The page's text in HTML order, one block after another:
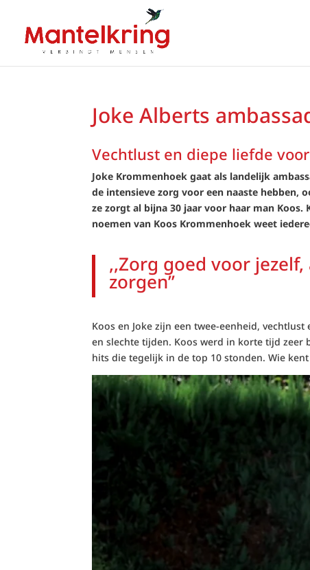
Joke Alberts
Vechtlust en diepe liefde
Joke Krommenhoek gaat als landelijk
de intensieve zorg voor een naaste hebben,
ze zorgt al bijna 30 jaar voor haar man Koos.
noemen van Koos Krommenhoek weet
,,Zorg goed voor
zorgen’’
Koos en Joke zijn een twee-eenheid,
en slechte tijden. Koos werd in korte tijd zeer
hits die tegelijk in de top 10 stonden. Wie kent